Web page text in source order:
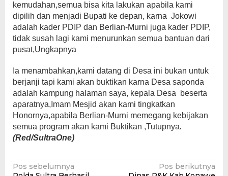
kemudahan,semua bisa kita lakukan apabila kami
dipilih dan menjadi Bupati ke depan, karna Jokowi
adalah kader PDIP dan Berlian-Murni juga kader PDIP,
tidak susah lagi kami menurunkan semua bantuan dari
pusat,Ungkapnya
Ia menambahkan,kami datang di Desa ini bukan untuk
berjanji tapi kami akan buktikan karna Desa saponda
adalah kampung halaman saya, kepala Desa beserta
aparatnya,Imam Mesjid akan kami tingkatkan
Honornya,apabila Berlian-Murni memegang kebijakan
semua program akan kami Buktikan ,Tutupnya.
(Red/SultraOne)
Navigasi
Pos sebelumnya
Pos berikutnya